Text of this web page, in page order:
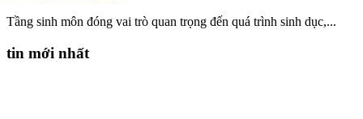
Tầng sinh môn đóng vai trò quan trọng đến quá trình sinh dục,...
tin mới nhất